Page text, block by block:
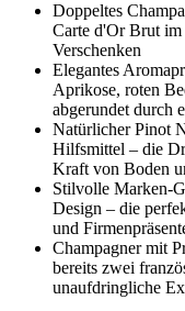
Doppeltes
Carte d'Or Brut im
Verschenken
Elegantes
Aprikose, roten
abgerundet durch
Natürlicher Pinot
Hilfsmittel – die
Kraft von Boden
Stilvolle Marken-
Design – die
und
Champagner mit
bereits zwei
unaufdringliche